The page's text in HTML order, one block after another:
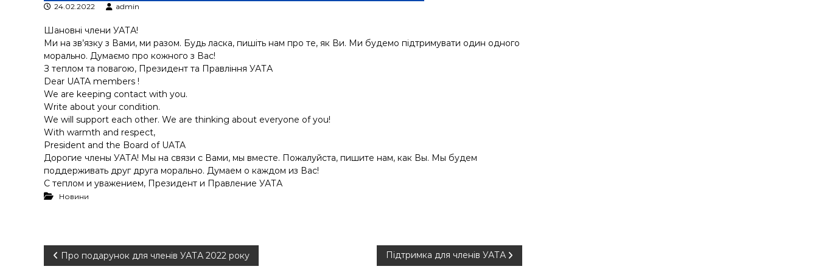
24.02.2022 admin
Шановні члени УАТА!
Ми на зв’язку з Вами, ми разом. Будь ласка, пишіть нам про те, як Ви. Ми будемо підтримувати один одного
морально. Думаємо про кожного з Вас!
З теплом та повагою, Президент та Правління УАТА
Dear UATA members !
We are keeping contact with you.
Write about your condition.
We will support each other. We are thinking about everyone of you!
With warmth and respect,
President and the Board of UATA
Дорогие члены УАТА! Мы на связи с Вами, мы вместе. Пожалуйста, пишите нам, как Вы. Мы будем
поддерживать друг друга морально. Думаем о каждом из Вас!
С теплом и уважением, Президент и Правление УАТА
Новини
Н Про подарунок для членів УАТА 2022 року Підтримка для членів УАТА